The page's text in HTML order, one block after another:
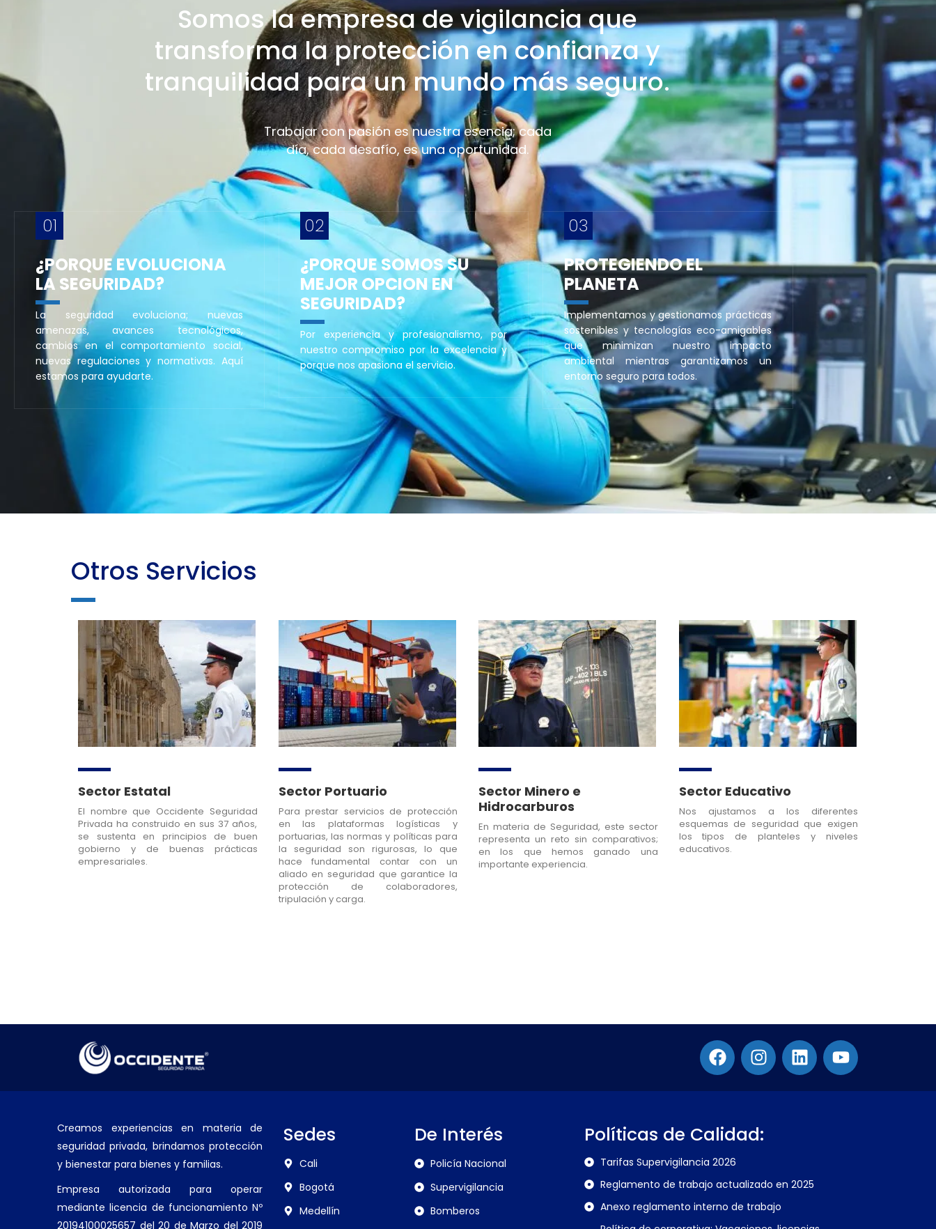
Somos la empresa de vigilancia que
transforma la protección en confianza y
tranquilidad para un mundo más seguro.
Trabajar con pasión es nuestra esencia; cada
día, cada desafío, es una oportunidad.
01
¿PORQUE EVOLUCIONA
LA SEGURIDAD?
La seguridad evoluciona; nuevas
amenazas, avances tecnológicos,
cambios en el comportamiento social,
nuevas regulaciones y normativas. Aquí
estamos para ayudarte.
02
¿PORQUE SOMOS SU
MEJOR OPCION EN
SEGURIDAD?
Por experiencia y profesionalismo, por
nuestro compromiso por la excelencia y
porque nos apasiona el servicio.
03
PROTEGIENDO EL
PLANETA
Implementamos y gestionamos prácticas
sostenibles y tecnologías eco-amigables
que minimizan nuestro impacto
ambiental mientras garantizamos un
entorno seguro para todos.
Otros Servicios
Sector Estatal
El nombre que Occidente Seguridad
Privada ha construido en sus 37 años,
se sustenta en principios de buen
gobierno y de buenas prácticas
empresariales.
Sector Portuario
Para prestar servicios de protección
en las plataformas logísticas y
portuarias, las normas y políticas para
la seguridad son rigurosas, lo que
hace fundamental contar con un
aliado en seguridad que garantice la
protección de colaboradores,
tripulación y carga.
Sector Minero e
Hidrocarburos
En materia de Seguridad, este sector
representa un reto sin comparativos;
en los que hemos ganado una
importante experiencia.
Sector Educativo
Nos ajustamos a los diferentes
esquemas de seguridad que exigen
los tipos de planteles y niveles
educativos.
Creamos experiencias en materia de
seguridad privada, brindamos protección
y bienestar para bienes y familias.
Empresa autorizada para operar
mediante licencia de funcionamiento Nº
20194100025657 del 20 de Marzo del 2019
Sedes
Cali
Bogotá
Medellín
De Interés
Policía Nacional
Supervigilancia
Bomberos
Políticas de Calidad:
Tarifas Supervigilancia 2026
Reglamento de trabajo actualizado en 2025
Anexo reglamento interno de trabajo